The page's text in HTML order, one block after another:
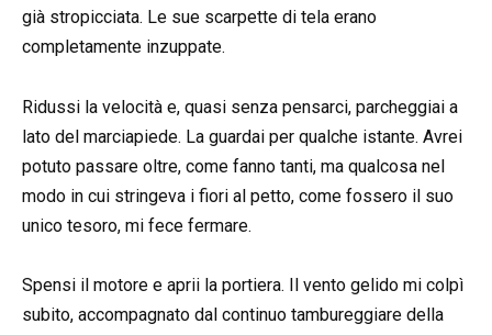
già stropicciata. Le sue scarpette di tela erano
completamente inzuppate.
Ridussi la velocità e, quasi senza pensarci, parcheggiai a
lato del marciapiede. La guardai per qualche istante. Avrei
potuto passare oltre, come fanno tanti, ma qualcosa nel
modo in cui stringeva i fiori al petto, come fossero il suo
unico tesoro, mi fece fermare.
Spensi il motore e aprii la portiera. Il vento gelido mi colpì
subito, accompagnato dal continuo tambureggiare della